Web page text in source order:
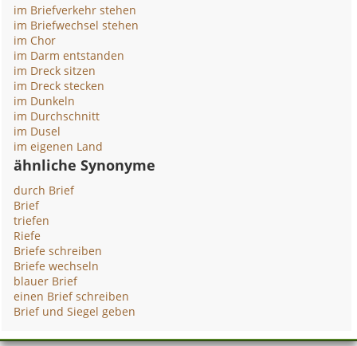
im Briefverkehr stehen
im Briefwechsel stehen
im Chor
im Darm entstanden
im Dreck sitzen
im Dreck stecken
im Dunkeln
im Durchschnitt
im Dusel
im eigenen Land
ähnliche Synonyme
durch Brief
Brief
triefen
Riefe
Briefe schreiben
Briefe wechseln
blauer Brief
einen Brief schreiben
Brief und Siegel geben